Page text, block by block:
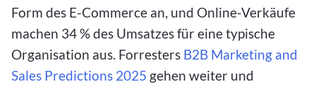
Form des E-Commerce an, und Online-Verkäufe
machen 34 % des Umsatzes für eine typische
Organisation aus. Forresters B2B Marketing and
Sales Predictions 2025 gehen weiter und